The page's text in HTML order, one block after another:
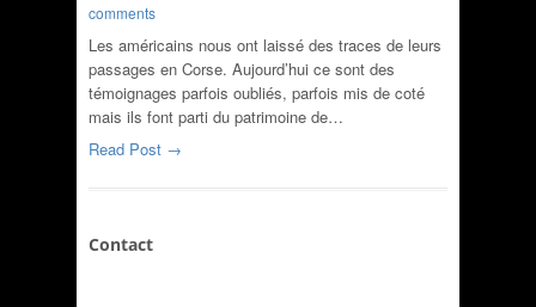
comments
Les américains nous ont laissé des traces de leurs
passages en Corse. Aujourd’hui ce sont des
témoignages parfois oubliés, parfois mis de coté
mais ils font parti du patrimoine de…
Read Post →
Contact